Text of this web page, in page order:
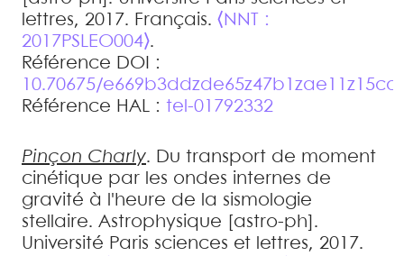
lettres, 2017. Français. ⟨NNT :
2017PSLEO004⟩.
Référence DOI :
10.70675/
Référence HAL : tel-01792332
Pinçon Charly. Du transport de moment
cinétique par les ondes internes de
gravité à l'heure de la sismologie
stellaire. Astrophysique [astro-ph].
Université Paris sciences et lettres, 2017.